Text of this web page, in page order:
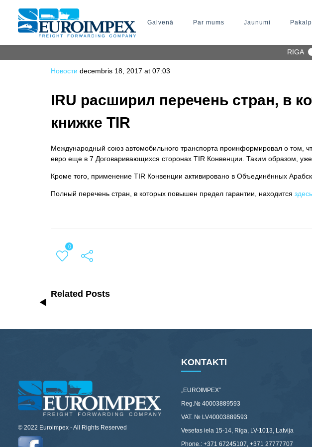
Galvenā Par mums Jaunumi
RIGA
Новости decembris 18, 2017 at 07:03
IRU расширил перечень стран, в
книжке TIR
Международный союз автомобильного транспорта проинформировал о том,
евро еще в 7 Договаривающихся сторонах TIR Конвенции. Таким образом,
Кроме того, применение TIR Конвенции активировано в Объединённых
Полный перечень стран, в которых повышен предел гарантии, находится здесь
0
Related Posts
© 2022 Euroimpex - All Rights Reserved
KONTAKTI
„EUROIMPEX”
Reg.№ 40003889593
VAT. № LV40003889593
Vesetas iela 15-14, Rīga, LV-1013, Latvija
Phone.: +371 67245107, +371 27777707